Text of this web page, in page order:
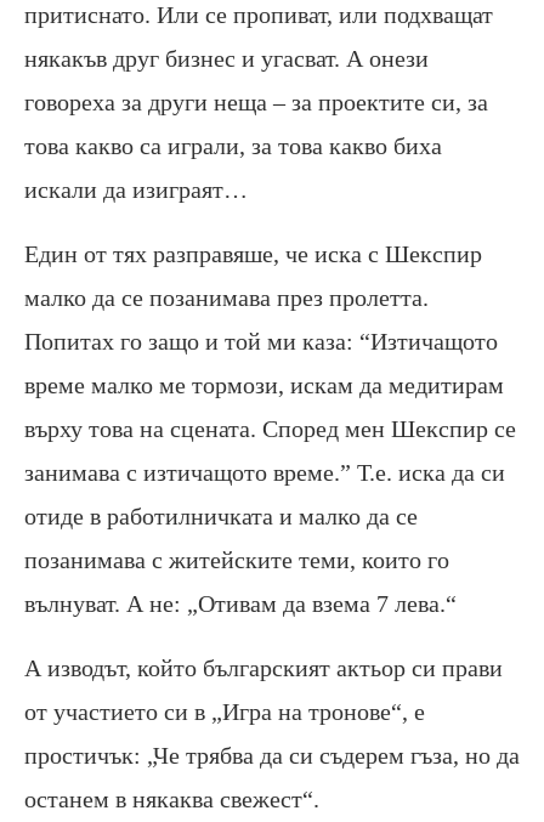
притиснато. Или се пропиват, или подхващат
някакъв друг бизнес и угасват. А онези
говореха за други неща – за проектите си, за
това какво са играли, за това какво биха
искали да изиграят…
Един от тях разправяше, че иска с Шекспир
малко да се позанимава през пролетта.
Попитах го защо и той ми каза: “Изтичащото
време малко ме тормози, искам да медитирам
върху това на сцената. Според мен Шекспир се
занимава с изтичащото време.” Т.е. иска да си
отиде в работилничката и малко да се
позанимава с житейските теми, които го
вълнуват. А не: „Отивам да взема 7 лева.“
А изводът, който българският актьор си прави
от участието си в „Игра на тронове“, е
простичък: „Че трябва да си съдерем гъза, но да
останем в някаква свежест“.